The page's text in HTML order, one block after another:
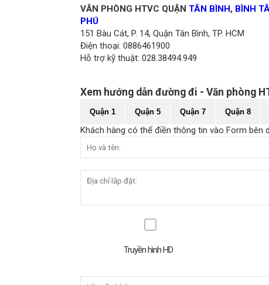
VĂN PHÒNG HTVC QUẬN TÂN BÌNH, BÌNH
PHÚ
151 Bàu Cát, P. 14, Quận Tân Bình, TP. HCM
Điện thoại: 0886461900
Hỗ trợ kỹ thuật: 028.38494.949
Xem hướng dẫn đường đi - Văn phòng
Quận 1 Quận 5 Quận 7 Quận 8
Khách hàng có thể điền thông tin vào Form bên
Truyền hình HD